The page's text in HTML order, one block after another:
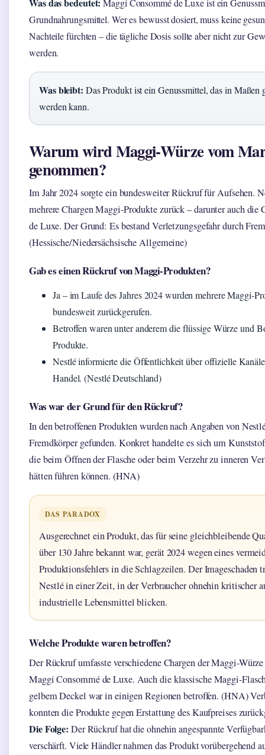
Maggi Consommé de Luxe ist ein
Grundnahrungsmittel. Wer es bewusst dosiert, muss keine
Nachteile fürchten – die tägliche Dosis sollte aber nicht zur
werden.
Was bleibt: Das Produkt ist ein Genussmittel, das in Maßen
werden kann.
Warum wird Maggi-Würze vom
genommen?
Im Jahr 2024 sorgte ein bundesweiter Rückruf für Aufsehen.
mehrere Chargen Maggi-Produkte zurück – darunter auch die
de Luxe. Der Grund: Es bestand Verletzungsgefahr durch
(Hessische/Niedersächsische Allgemeine)
Gab es einen Rückruf von Maggi-Produkten?
Ja – im Laufe des Jahres 2024 wurden mehrere Maggi-
bundesweit zurückgerufen.
Betroffen waren unter anderem die flüssige Würze und
Produkte.
Nestlé informierte die Öffentlichkeit über offizielle
Handel. (Nestlé Deutschland)
Was war der Grund für den Rückruf?
In den betroffenen Produkten wurden nach Angaben von
Fremdkörper gefunden. Konkret handelte es sich um
die beim Öffnen der Flasche oder beim Verzehr zu inneren
hätten führen können. (HNA)
DAS PARADOX
Ausgerechnet ein Produkt, das für seine gleichbleibende
über 130 Jahre bekannt war, gerät 2024 wegen eines
Produktionsfehlers in die Schlagzeilen. Der Imageschaden
Nestlé in einer Zeit, in der Verbraucher ohnehin kritischer
industrielle Lebensmittel blicken.
Welche Produkte waren betroffen?
Der Rückruf umfasste verschiedene Chargen der Maggi-
Maggi Consommé de Luxe. Auch die klassische Maggi-
gelbem Deckel war in einigen Regionen betroffen. (HNA)
konnten die Produkte gegen Erstattung des Kaufpreises
Die Folge: Der Rückruf hat die ohnehin angespannte
verschärft. Viele Händler nahmen das Produkt vorübergehend